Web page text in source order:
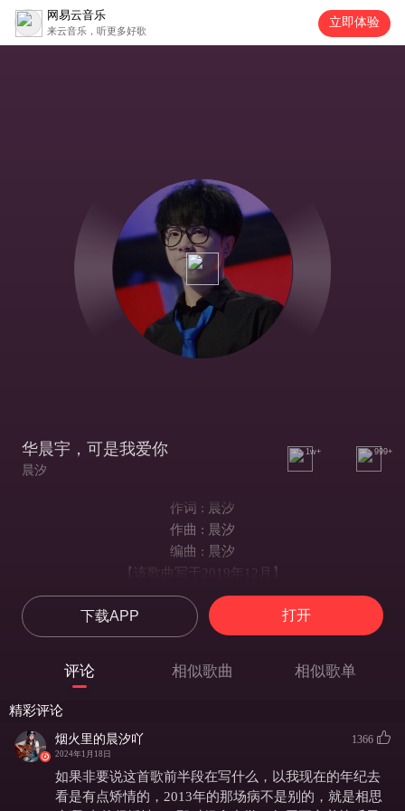
网易云音乐
来云音乐，听更多好歌
立即体验
华晨宇，可是我爱你
晨汐
1w+ 999+
作词 : 晨汐
作曲 : 晨汐
编曲 : 晨汐
【该歌曲写于2019年12月】
【海口演唱会失约情绪低落】
从我2013年遇见你就患了这场大病
我迎风就流泪病因和药方都是你
像一场大水漫过河床时留下的沙粒
直到天亮梦醒惊慌抱怨又没来得及
我一路狼狈前行
穿过风雨向你靠近
下载APP 打开
评论 相似歌曲 相似歌单
精彩评论
烟火里的晨汐吖
2024年1月18日
1366
如果非要说这首歌前半段在写什么，以我现在的年纪去
看是有点矫情的，2013年的那场病不是别的，就是相思